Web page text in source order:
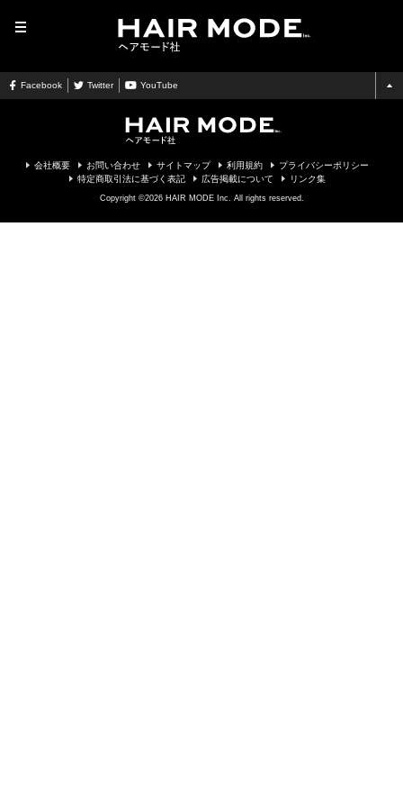
Facebook Twitter YouTube
会社概要 お問い合わせ サイトマップ 利用規約
プライバシーポリシー
特定商取引法に基づく表記
広告掲載について リンク集
Copyright ©2026 HAIR MODE Inc. All rights reserved.